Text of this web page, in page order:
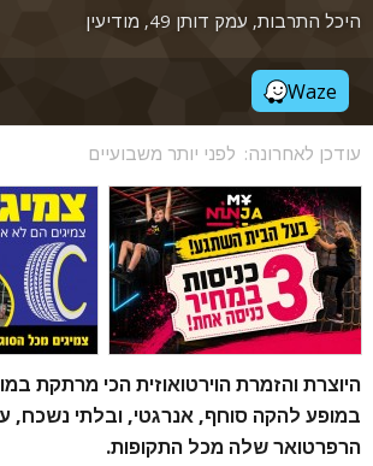
היכל התרבות, עמק דותן 49, מודיעין
Waze
עודכן לאחרונה: לפני יותר משבועיים
היוצרת והזמרת הוירטואוזית הכי מרתקת
במופע להקה סוחף, אנרגטי, ובלתי נשכח,
הרפרטואר שלה מכל התקופות.